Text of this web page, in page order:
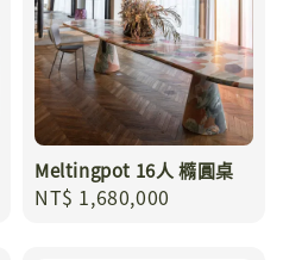
Meltingpot 16人 橢圓桌
Regular
NT$ 1,680,000